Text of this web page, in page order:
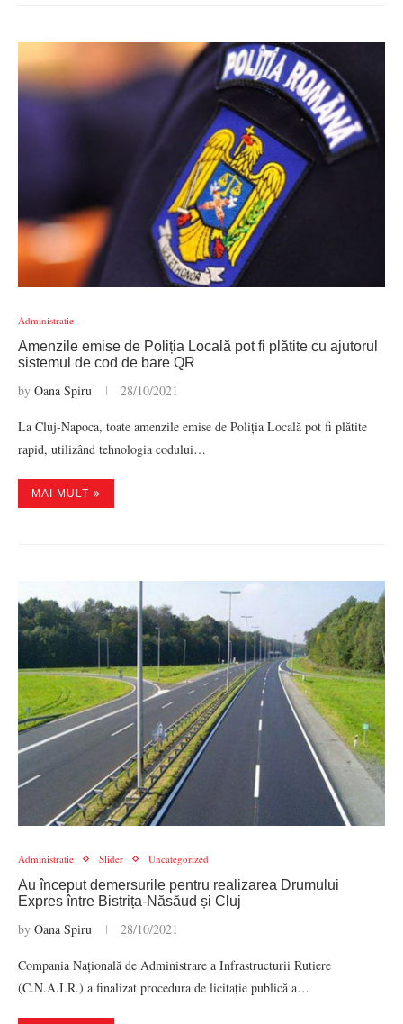
Administratie
Amenzile emise de Poliția Locală pot fi plătite cu ajutorul
sistemul de cod de bare QR
by Oana Spiru 28/10/2021
La Cluj-Napoca, toate amenzile emise de Poliția Locală pot fi plătite
rapid, utilizând tehnologia codului…
MAI MULT
Administratie Slider Uncategorized
Au început demersurile pentru realizarea Drumului
Expres între Bistrița-Năsăud și Cluj
by Oana Spiru 28/10/2021
Compania Națională de Administrare a Infrastructurii Rutiere
(C.N.A.I.R.) a finalizat procedura de licitație publică a…